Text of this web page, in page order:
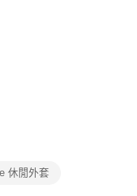
轉至「AFTEE先享後付」
連結，可透過四大超商／
易完成。
面顯示為準，若有關於
請聯繫「AFTEE先享後付
support/home
休閒外套